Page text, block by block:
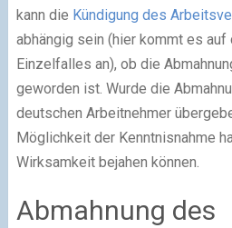
kann die Kündigung des
abhängig sein (hier kommt es
Einzelfalles an), ob die
geworden ist. Wurde die
deutschen Arbeitnehmer
Möglichkeit der Kenntnisnahme
Wirksamkeit bejahen können.
Abmahnung des